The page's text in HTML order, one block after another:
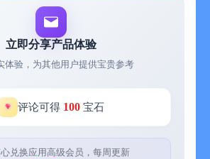
容都整齐地排列在“今天”和“计划”列表中，
事件。每天早上，查看今天计划并决定想做
发现 Things 还有许多其他有用的功能。仅在
设置的时间表重复待办事项。
立即分享产品体验
体验，为其他用户提供宝贵参考
评论可得 100 宝石
兑换应用高级会员，每周更新